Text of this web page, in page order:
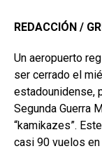
REDACCIÓN /
Un aeropuerto
ser cerrado el
estadounidense,
Segunda Guerra
“kamikazes”.
casi 90 vuelos